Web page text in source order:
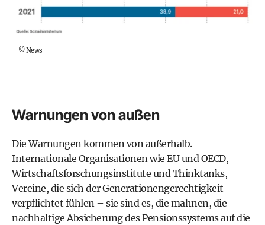
©News
Warnungen von außen
Die Warnungen kommen von außerhalb.
Internationale Organisationen wie EUund OECD,
Wirtschaftsforschungsinstitute und Thinktanks,
Vereine, die sich der Generationengerechtigkeit
verpflichtet fühlen – sie sind es, die mahnen, die
nachhaltige Absicherung des Pensionssystems auf die